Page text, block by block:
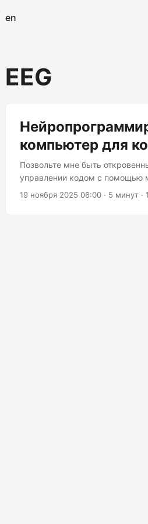
en
EEG
компьютер для
Позвольте мне быть
управлении кодом с помощью
технология достаточно
19 ноября 2025 06:00 · 5 минут ·